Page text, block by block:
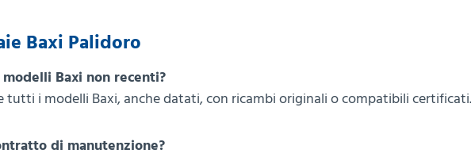
Baxi Palidoro
Baxi non recenti?
tutti i modelli Baxi, anche datati, con ricambi originali o compatibili certificati.
di manutenzione?